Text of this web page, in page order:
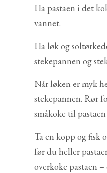
Ha pastaen i det
vannet.
Ha løk og
stekepannen og
Når løken er myk
stekepannen. Rør
småkoke til
Ta en kopp og fisk
før du heller
overkoke pastaen